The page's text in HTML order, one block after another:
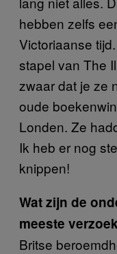
hebben zelfs
Victoriaanse
stapel van The
zwaar dat je ze
oude
Londen. Ze
Ik heb er nog
knippen!
Wat zijn de
meeste
Britse